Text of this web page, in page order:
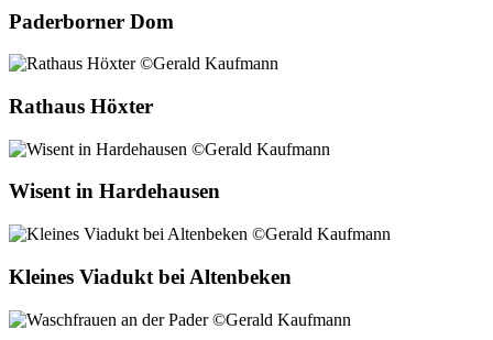
Paderborner Dom
Rathaus Höxter
Wisent in Hardehausen
Kleines Viadukt bei Altenbeken